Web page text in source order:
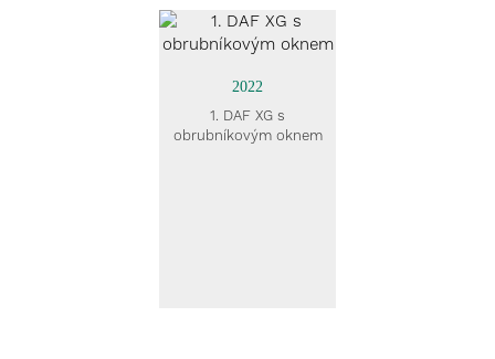
2022
1. DAF XG s
obrubníkovým oknem